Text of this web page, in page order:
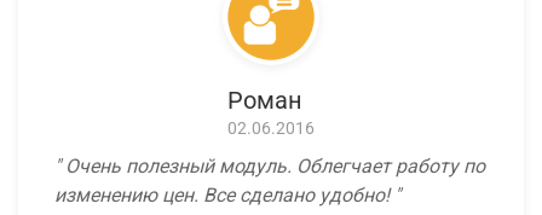
Роман
02.06.2016
Очень полезный модуль. Облегчает работу по
изменению цен. Все сделано удобно!